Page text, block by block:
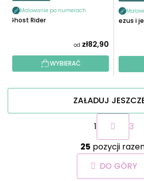
Malowanie po numerach
Ghost Rider
od zł82,90
WYBIERAĆ
Jezus i
K
o
n
t
ZAŁADUJ
P
a
g
i
n
a
c
1
3
25 pozycji
DO GÓRY